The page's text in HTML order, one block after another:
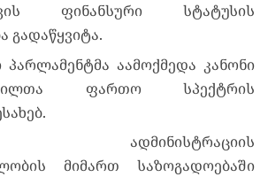
ფინანსური სტატუსის
გადაწყვიტა.
პარლამენტმა აამოქმედა კანონი
ფართო სპექტრის
ადმინისტრაციის
მიმართ საზოგადოებაში